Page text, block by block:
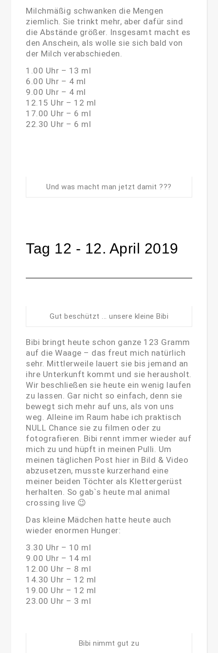
Milchmäßig schwanken die Mengen
ziemlich. Sie trinkt mehr, aber dafür sind
die Abstände größer. Insgesamt macht es
den Anschein, als wolle sie sich bald von
der Milch verabschieden.
1.00 Uhr – 13 ml
6.00 Uhr – 4 ml
9.00 Uhr – 4 ml
12.15 Uhr – 12 ml
17.00 Uhr – 6 ml
22.30 Uhr – 6 ml
Und was macht man jetzt damit ???
Tag 12 - 12. April 2019
Gut beschützt ... unsere kleine Bibi
Bibi bringt heute schon ganze 123 Gramm
auf die Waage – das freut mich natürlich
sehr. Mittlerweile lauert sie bis jemand an
ihre Unterkunft kommt und sie herausholt.
Wir beschließen sie heute ein wenig laufen
zu lassen. Gar nicht so einfach, denn sie
bewegt sich mehr auf uns, als von uns
weg. Alleine im Raum habe ich praktisch
NULL Chance sie zu filmen oder zu
fotografieren. Bibi rennt immer wieder auf
mich zu und hüpft in meinen Pulli. Um
meinen täglichen Post hier in Bild & Video
abzusetzen, musste kurzerhand eine
meiner beiden Töchter als Klettergerüst
herhalten. So gab`s heute mal animal
crossing live 😉
Das kleine Mädchen hatte heute auch
wieder enormen Hunger:
3.30 Uhr – 10 ml
9.00 Uhr – 14 ml
12.00 Uhr – 8 ml
14.30 Uhr – 12 ml
19.00 Uhr – 12 ml
23.00 Uhr – 3 ml
Bibi nimmt gut zu